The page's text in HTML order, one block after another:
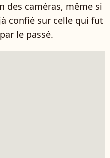
des caméras, même si
confié sur celle qui fut
le passé.